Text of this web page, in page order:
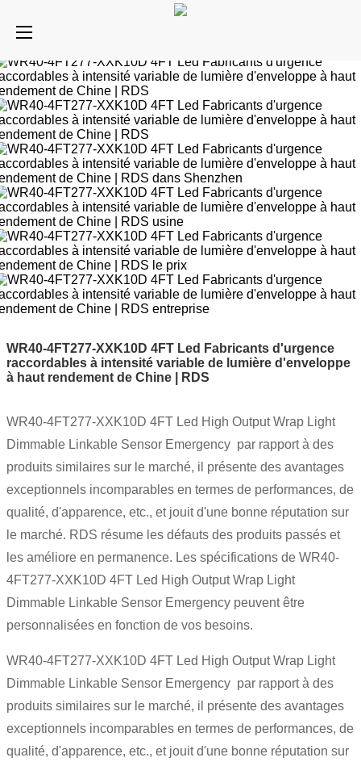
WR40-4FT277-XXK10D 4FT Led Fabricants d'urgence
raccordables à intensité variable de lumière d'enveloppe
à haut rendement de Chine | RDS
WR40-4FT277-XXK10D 4FT Led High Output Wrap Light
Dimmable Linkable Sensor Emergency par rapport à des
produits similaires sur le marché, il présente des avantages
exceptionnels incomparables en termes de performances, de
qualité, d'apparence, etc., et jouit d'une bonne réputation sur
le marché. RDS résume les défauts des produits passés et
les améliore en permanence. Les spécifications de WR40-
4FT277-XXK10D 4FT Led High Output Wrap Light
Dimmable Linkable Sensor Emergency peuvent être
personnalisées en fonction de vos besoins.
WR40-4FT277-XXK10D 4FT Led High Output Wrap Light
Dimmable Linkable Sensor Emergency par rapport à des
produits similaires sur le marché, il présente des avantages
exceptionnels incomparables en termes de performances, de
qualité, d'apparence, etc., et jouit d'une bonne réputation sur